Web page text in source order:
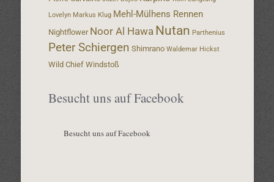
Lovelyn Markus Klug Mehl-Mülhens Rennen
Nightflower Noor Al Hawa Nutan Parthenius
Peter Schiergen Shimrano Waldemar Hickst
Wild Chief Windstoß
Besucht uns auf Facebook
Besucht uns auf Facebook